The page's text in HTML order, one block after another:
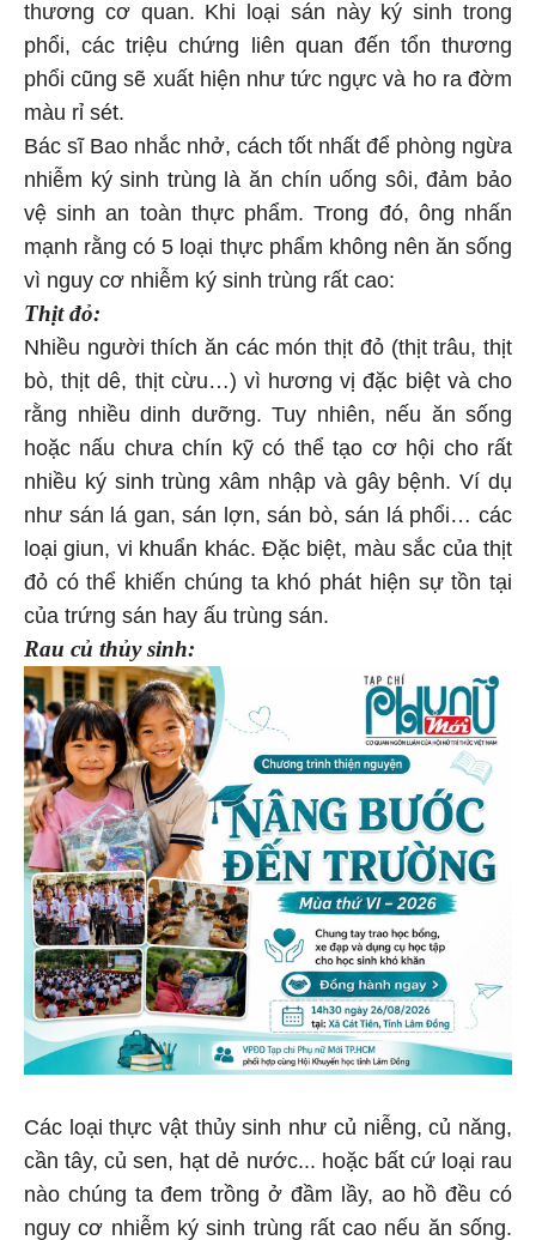
thương cơ quan. Khi loại sán này ký sinh trong
phổi, các triệu chứng liên quan đến tổn thương
phổi cũng sẽ xuất hiện như tức ngực và ho ra đờm
màu rỉ sét.
Bác sĩ Bao nhắc nhở, cách tốt nhất để phòng ngừa
nhiễm ký sinh trùng là ăn chín uống sôi, đảm bảo
vệ sinh an toàn thực phẩm. Trong đó, ông nhấn
mạnh rằng có 5 loại thực phẩm không nên ăn sống
vì nguy cơ nhiễm ký sinh trùng rất cao:
Thịt đỏ:
Nhiều người thích ăn các món thịt đỏ (thịt trâu, thịt
bò, thịt dê, thịt cừu…) vì hương vị đặc biệt và cho
rằng nhiều dinh dưỡng. Tuy nhiên, nếu ăn sống
hoặc nấu chưa chín kỹ có thể tạo cơ hội cho rất
nhiều ký sinh trùng xâm nhập và gây bệnh. Ví dụ
như sán lá gan, sán lợn, sán bò, sán lá phổi… các
loại giun, vi khuẩn khác. Đặc biệt, màu sắc của thịt
đỏ có thể khiến chúng ta khó phát hiện sự tồn tại
của trứng sán hay ấu trùng sán.
Rau củ thủy sinh:
Các loại thực vật thủy sinh như củ niễng, củ năng,
cần tây, củ sen, hạt dẻ nước... hoặc bất cứ loại rau
nào chúng ta đem trồng ở đầm lầy, ao hồ đều có
nguy cơ nhiễm ký sinh trùng rất cao nếu ăn sống.